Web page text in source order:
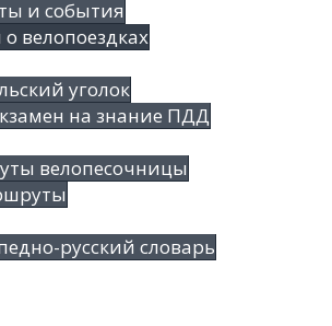
и события
велопоездках
уголок
на знание ПДД
велопесочницы
русский словарь